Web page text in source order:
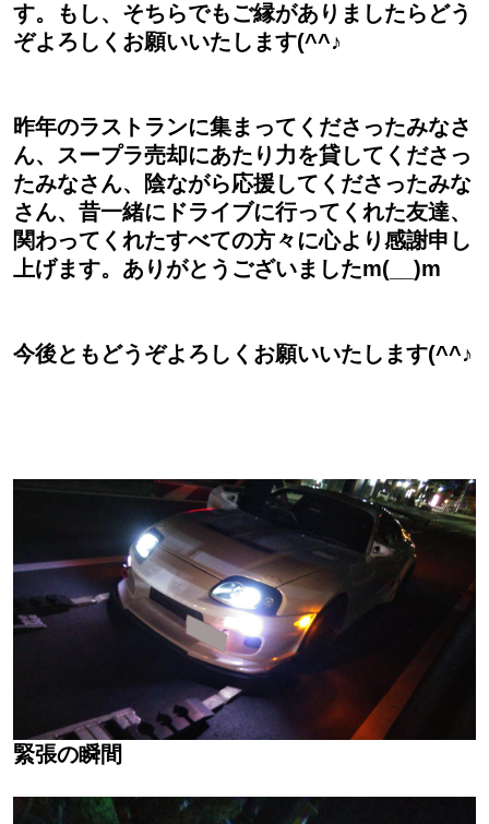
す。もし、そちらでもご縁がありましたらどう
ぞよろしくお願いいたします(^^♪
昨年のラストランに集まってくださったみなさ
ん、スープラ売却にあたり力を貸してくださっ
たみなさん、陰ながら応援してくださったみな
さん、昔一緒にドライブに行ってくれた友達、
関わってくれたすべての方々に心より感謝申し
上げます。ありがとうございましたm(__)m
今後ともどうぞよろしくお願いいたします(^^♪
緊張の瞬間